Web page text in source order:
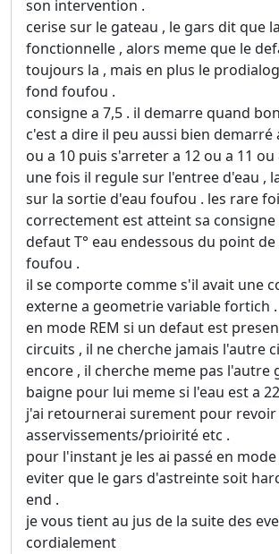
son intervention .
cerise sur le gateau , le gars dit que
fonctionnelle , alors meme que le
toujours la , mais en plus le
fond foufou .
consigne a 7,5 . il demarre quand
c'est a dire il peu aussi bien demarré
ou a 10 puis s'arreter a 12 ou a 11 ou
une fois il regule sur l'entree d'eau ,
sur la sortie d'eau foufou . les rare
correctement est atteint sa consigne
defaut T° eau endessous du point
foufou .
il se comporte comme s'il avait une
externe a geometrie variable fortich .
en mode REM si un defaut est
circuits , il ne cherche jamais l'autre
encore , il cherche meme pas l'autre
baigne pour lui meme si l'eau est a
j'ai retournerai surement pour revoir
asservissements/prioirité etc .
pour l'instant je les ai passé en
eviter que le gars d'astreinte soit
end .
je vous tient au jus de la suite des
cordialement